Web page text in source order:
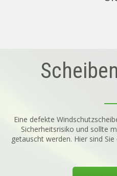
Eine defekte
Sicherheitsrisiko und sollte
getauscht werden. Hier sind